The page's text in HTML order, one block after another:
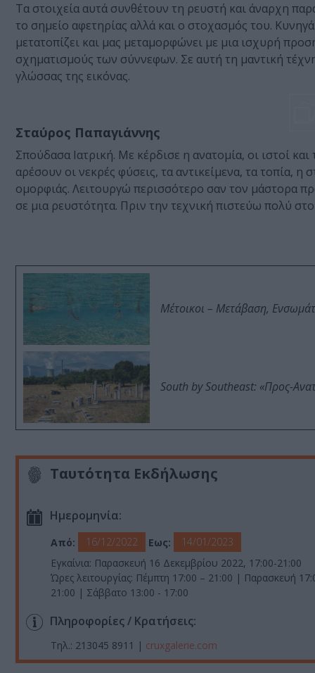
Τα στοιχεία αυτά συνθέτουν τη ρευστή και άναρχη
το σημείο αφετηρίας αλλά και ο στοχασμός του.
μετατοπίζει και μας μεταμορφώνει με μια ισχυρή
σχηματισμούς των σύννεφων. Σε αυτή τη μαντική
γλώσσας της εικόνας.
Σταύρος Παπαγιάννης
Σπούδασα Ιατρική. Με κέρδισε η ανατομία, οι ιστοί
αρέσουν οι νεκρές φύσεις, τα αντικείμενα, τα τοπία,
ομορφιάς. Λειτουργώ περισσότερο σαν τον μάστορα
σε μια ρευστότητα. Πριν την τεχνική πιστεύω πολύ
Μέτοικοι – Μετάβαση,
South by Southeast: «Προς-
Ταυτότητα Εκδήλωσης
Ημερομηνία:
Από: 16/12/2022 Εως:
14/01/2023
Εγκαίνια: Παρασκευή 16 Δεκεμβρίου 2022, 17:00-21:00
Ώρες λειτουργίας: Πέμπτη 17:00 – 21:00 | Παρασκευή
21:00 | Σάββατο 13:00 - 17:00
Πληροφορίες / Κρατήσεις:
Τηλ.: 213045 8911 | cruxgalerie.com